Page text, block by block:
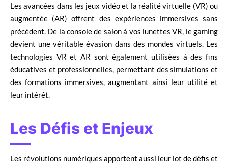
Les avancées dans les jeux vidéo et la réalité virtuelle (VR) ou
augmentée (AR) offrent des expériences immersives sans
précédent. De la console de salon à vos lunettes VR, le gaming
devient une véritable évasion dans des mondes virtuels. Les
technologies VR et AR sont également utilisées à des fins
éducatives et professionnelles, permettant des simulations et
des formations immersives, augmentant ainsi leur utilité et
leur intérêt.
Les Défis et Enjeux
Les révolutions numériques apportent aussi leur lot de défis et